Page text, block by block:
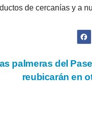
de cercanías y a
palmeras del
reubicarán en